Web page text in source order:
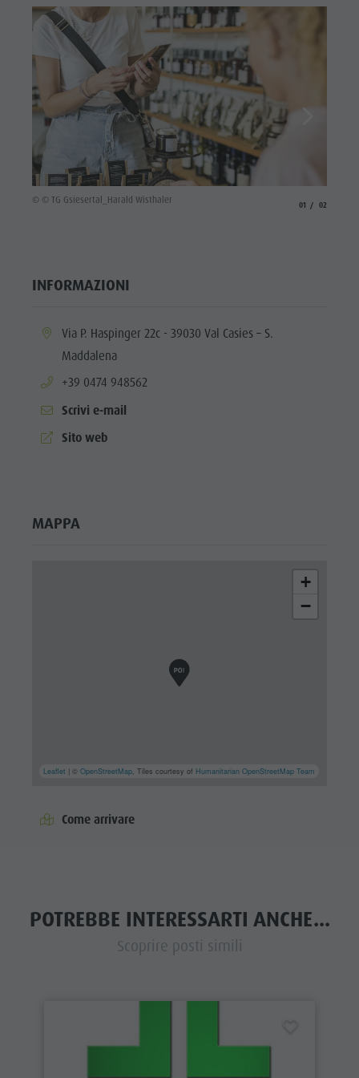
© © TG Gsiesertal_Harald Wisthaler
01 02
INFORMAZIONI
aria.location:
Via P. Haspinger 22c - 39030 Val Casies – S.
Maddalena
aria.phone:
+39 0474 948562
Scrivi e-mail
aria.website:
Sito web
MAPPA
+
−
Leaflet | ©OpenStreetMap, Tiles courtesy of Humanitarian OpenStreetMap Team
Come arrivare
POTREBBE INTERESSARTI ANCHE...
Scoprire posti simili